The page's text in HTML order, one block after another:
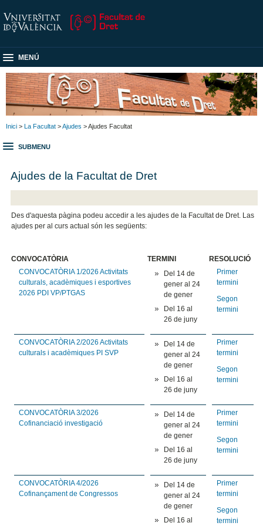
MENÚ
Inici > La Facultat >Ajudes > Ajudes Facultat
SUBMENU
Ajudes de la Facultat de Dret
Des d'aquesta pàgina podeu accedir a les ajudes de la Facultat de Dret. Las
ajudes per al curs actual són les següents:
CONVOCATÒRIA TERMINI
RESOLUCIÓ
CONVOCATÒRIA 1/2026 Activitats
culturals, acadèmiques i esportives
2026 PDI VP/PTGAS
Del 14 de
gener al 24
de gener
Del 16 al
26 de juny
Primer
termini
Segon
termini
CONVOCATÒRIA 2/2026 Activitats
culturals i acadèmiques PI SVP
Del 14 de
gener al 24
de gener
Del 16 al
26 de juny
Primer
termini
Segon
termini
CONVOCATÒRIA 3/2026
Cofinanciació investigació
Del 14 de
gener al 24
de gener
Del 16 al
26 de juny
Primer
termini
Segon
termini
CONVOCATÒRIA 4/2026
Cofinançament de Congressos
Del 14 de
gener al 24
de gener
Del 16 al
Primer
termini
Segon
termini